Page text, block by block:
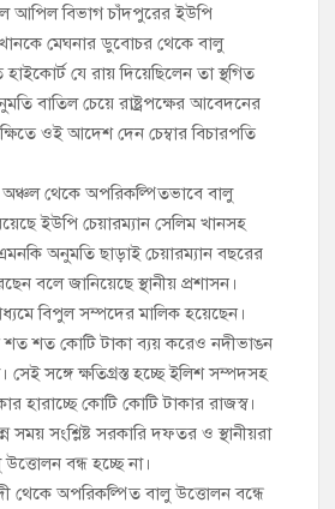
আপিল বিভাগ চাঁদপুরের ইউপি
মেঘনার ডুবোচর থেকে বালু
যে রায় দিয়েছিলেন তা স্থগিত
বাতিল চেয়ে রাষ্ট্রপক্ষের আবেদনের
ওই আদেশ দেন চেম্বার বিচারপতি
অঞ্চল থেকে অপরিকল্পিতভাবে বালু
ইউপি চেয়ারম্যান সেলিম খানসহ
অনুমতি ছাড়াই চেয়ারম্যান বছরের
বলে জানিয়েছে স্থানীয় প্রশাসন।
বিপুল সম্পদের মালিক হয়েছেন।
শত শত কোটি টাকা ব্যয় করেও নদীভাঙন
সেই সঙ্গে ক্ষতিগ্রস্ত হচ্ছে ইলিশ সম্পদসহ
হারাচ্ছে কোটি কোটি টাকার রাজস্ব।
সময় সংশ্লিষ্ট সরকারি দফতর ও স্থানীয়রা
বন্ধ হচ্ছে না।
থেকে অপরিকল্পিত বালু উত্তোলন বন্ধে